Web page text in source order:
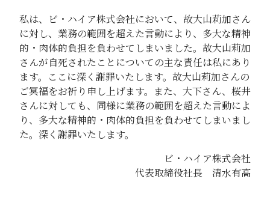
私は、ビ・ハイア株式会社において、故大山莉加さん
に対し、業務の範囲を超えた言動により、多大な精神
的・肉体的負担を負わせてしまいました。故大山莉加
さんが自死されたことについての主な責任は私にあり
ます。ここに深く謝罪いたします。故大山莉加さんの
ご冥福をお祈り申し上げます。また、大下さん、桜井
さんに対しても、同様に業務の範囲を超えた言動によ
り、多大な精神的・肉体的負担を負わせてしまいまし
た。深く謝罪いたします。
ビ・ハイア株式会社
代表取締役社長 清水有高